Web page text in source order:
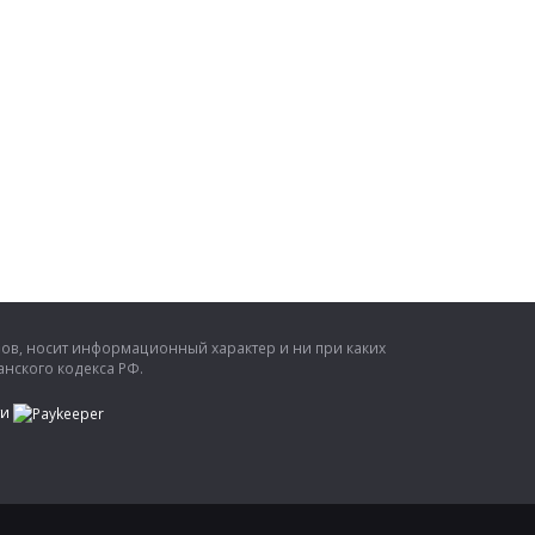
носит информационный характер и ни при каких
кодекса РФ.